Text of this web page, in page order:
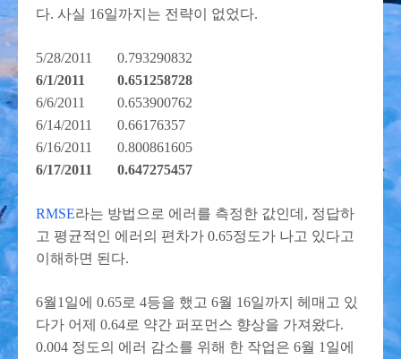
다. 사실 16일까지는 전략이 없었다.
5/28/2011 0.793290832
6/1/2011 0.651258728
6/6/2011 0.653900762
6/14/2011 0.66176357
6/16/2011 0.800861605
6/17/2011 0.647275457
RMSE라는 방법으로 에러를 측정한 값인데, 정답하
고 평균적인 에러의 편차가 0.65정도가 나고 있다고
이해하면 된다.
6월1일에 0.65로 4등을 했고 6월 16일까지 헤매고 있
다가 어제 0.64로 약간 퍼포먼스 향상을 가져왔다.
0.004 정도의 에러 감소를 위해 한 작업은 6월 1일에